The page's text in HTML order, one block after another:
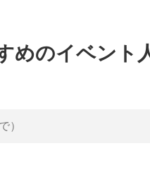
めのイベント